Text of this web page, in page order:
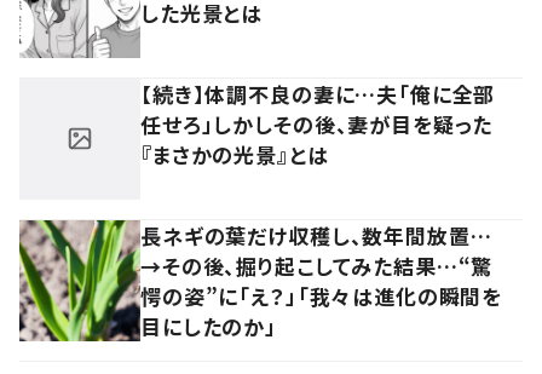
した光景とは
【続き】体調不良の妻に…夫「俺に全部
任せろ」しかしその後、妻が目を疑った
『まさかの光景』とは
長ネギの葉だけ収穫し、数年間放置…
→その後、掘り起こしてみた結果…“驚
愕の姿”に「え？」「我々は進化の瞬間を
目にしたのか」